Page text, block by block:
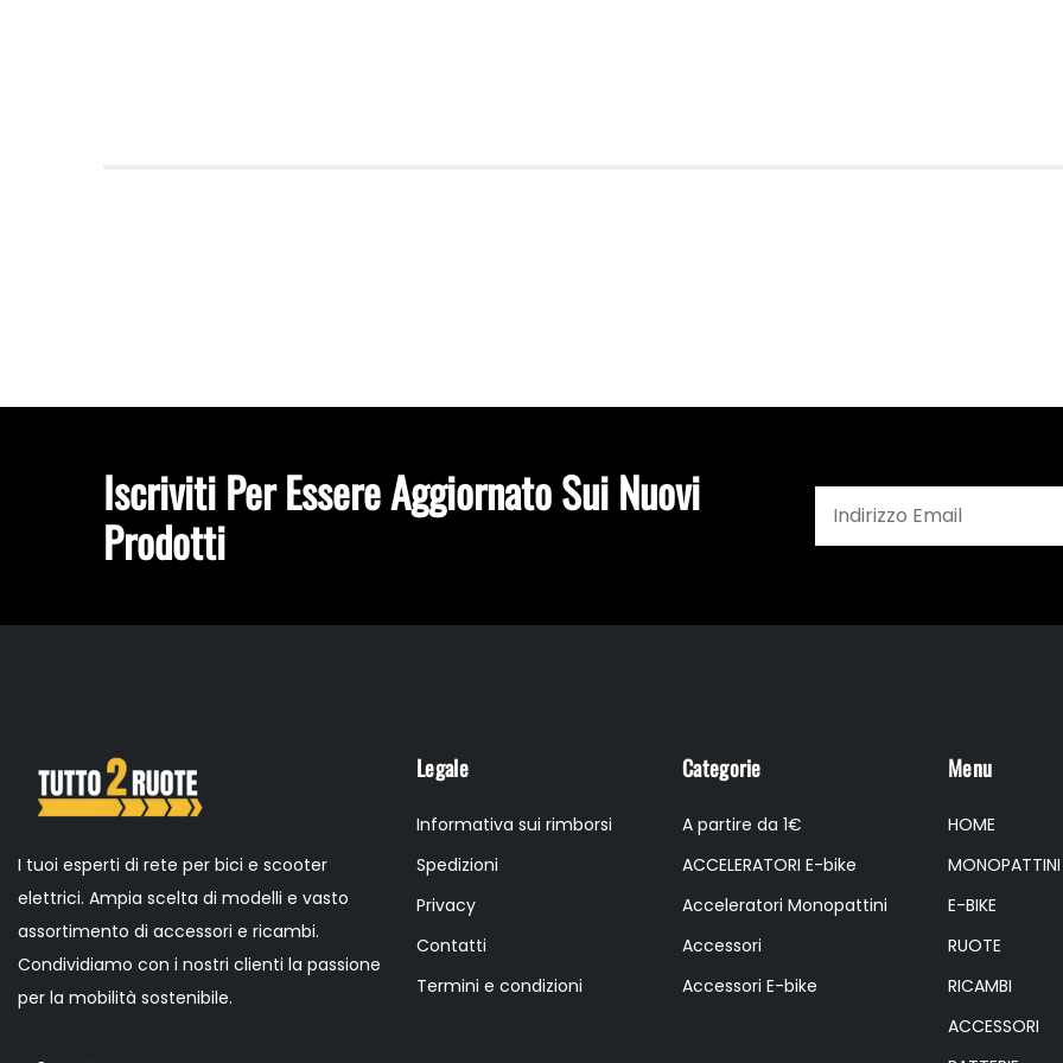
Iscriviti Per Essere Aggiornato Sui Nuovi
Prodotti
I tuoi esperti di rete per bici e scooter
elettrici. Ampia scelta di modelli e vasto
assortimento di accessori e ricambi.
Condividiamo con i nostri clienti la passione
per la mobilità sostenibile.
Legale
Informativa sui rimborsi
Spedizioni
Privacy
Contatti
Termini e condizioni
Categorie
A partire da 1€
ACCELERATORI E-bike
Acceleratori Monopattini
Accessori
Accessori E-bike
Menu
HOME
MONOPATTINI
E-BIKE
RUOTE
RICAMBI
ACCESSORI